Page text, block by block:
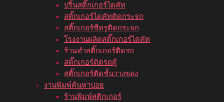
ปริ้นสติ๊กเกอร์ไดคัท
สติ๊กเกอร์ไดคัทติดกระจก
สติ๊กเกอร์ซีทรูติดกระจก
โรงงานผลิตสติ๊กเกอร์ไดคัท
ร้านทำสติ๊กเกอร์ติดรถ
สติ๊กเกอร์ติดรถตู้
สติ๊กเกอร์ติดชั้นวางของ
งานพิมพ์ค้นหาบ่อย
ร้านพิมพ์สติกเกอร์